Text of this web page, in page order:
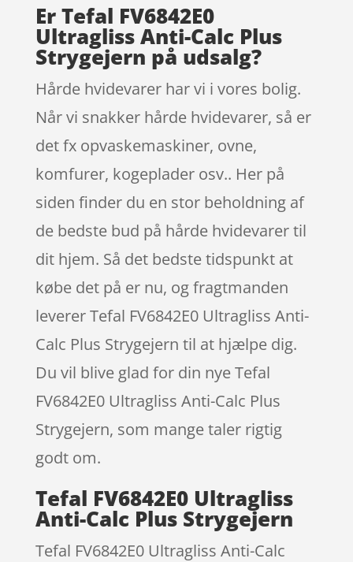
Er Tefal FV6842E0
Ultragliss Anti-Calc Plus
Strygejern på udsalg?
Hårde hvidevarer har vi i vores bolig.
Når vi snakker hårde hvidevarer, så er
det fx opvaskemaskiner, ovne,
komfurer, kogeplader osv.. Her på
siden finder du en stor beholdning af
de bedste bud på hårde hvidevarer til
dit hjem. Så det bedste tidspunkt at
købe det på er nu, og fragtmanden
leverer Tefal FV6842E0 Ultragliss Anti-
Calc Plus Strygejern til at hjælpe dig.
Du vil blive glad for din nye Tefal
FV6842E0 Ultragliss Anti-Calc Plus
Strygejern, som mange taler rigtig
godt om.
Tefal FV6842E0 Ultragliss
Anti-Calc Plus Strygejern
Tefal FV6842E0 Ultragliss Anti-Calc